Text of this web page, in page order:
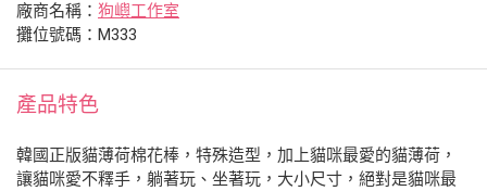
廠商名稱： 狗嶼工作室
攤位號碼：M333
產品特色
韓國正版貓薄荷棉花棒，特殊造型，加上貓咪最愛的貓薄荷，
讓貓咪愛不釋手，躺著玩、坐著玩，大小尺寸，絕對是貓咪最